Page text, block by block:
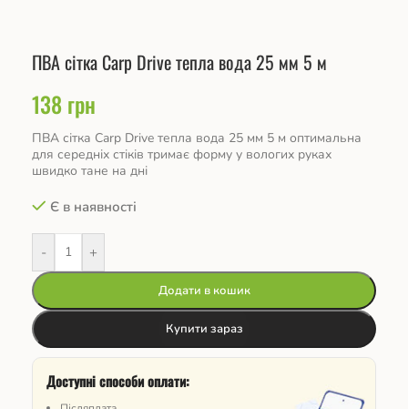
ПВА сітка Carp Drive тепла вода 25 мм 5 м
138грн
ПВА сітка Carp Drive тепла вода 25 мм 5 м оптимальна
для середніх стіків тримає форму у вологих руках
швидко тане на дні
Є в наявності
- +
Додати в кошик
Купити зараз
Доступні способи оплати: